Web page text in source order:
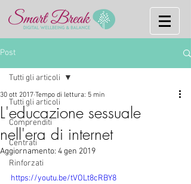
Post
Tutti gli articoli
Comprenditi
Centrati
Rinforzati
Tutti gli articoli
L'educazione sessuale
nell'era di internet
30 ott 2017 Tempo di lettura: 5 min
Aggiornamento: 4 gen 2019
https://youtu.be/tVOLt8cRBY8